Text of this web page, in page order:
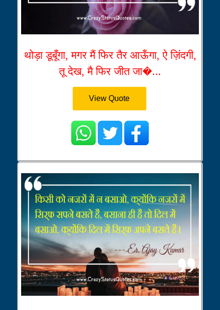
थोड़ा डूबूँगा, मगर मैं फिर तैर आऊँगा, ऐ ज़िंदगी,
तू देख, मै फिर जीत जा�...
View Quote